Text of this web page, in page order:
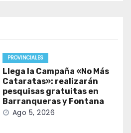
PROVINCIALES
Llega la Campaña «No Más
Cataratas»: realizarán
pesquisas gratuitas en
Barranqueras y Fontana
Ago 5, 2026